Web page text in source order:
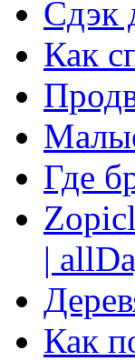
Сдэк
Как
Где
|
Как